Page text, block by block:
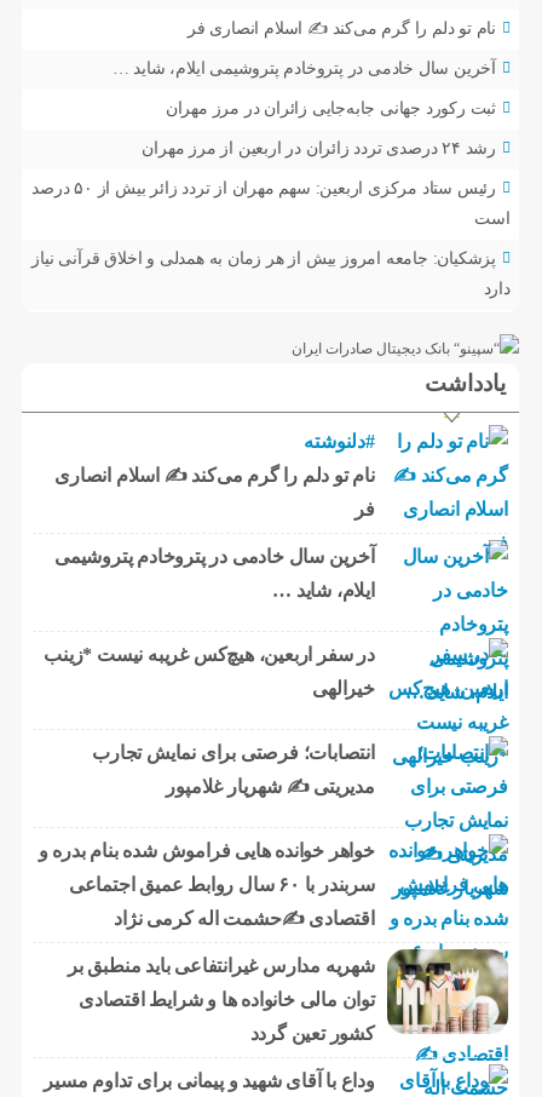
نام تو دلم را گرم می‌کند ✍️ اسلام انصاری فر
آخرین سال خادمی در پتروخادم پتروشیمی ایلام، شاید …
ثبت رکورد جهانی جابه‌جایی زائران در مرز مهران
رشد ۲۴ درصدی تردد زائران در اربعین از مرز مهران
رئیس ستاد مرکزی اربعین: سهم مهران از تردد زائر بیش از ۵۰ درصد
است
پزشکیان: جامعه امروز بیش از هر زمان به همدلی و اخلاق قرآنی نیاز
دارد
یادداشت
#دلنوشته
نام تو دلم را گرم می‌کند ✍️ اسلام انصاری
فر
آخرین سال خادمی در پتروخادم پتروشیمی
ایلام، شاید …
در سفر اربعین، هیچ‌کس غریبه نیست *زینب
خیرالهی
انتصابات؛ فرصتی برای نمایش تجارب
مدیریتی ✍ شهریار غلامپور
خواهر خوانده هایی فراموش شده بنام بدره و
سربندر با ۶۰ سال روابط عمیق اجتماعی
اقتصادی ✍حشمت اله کرمی نژاد
شهریه مدارس غیرانتفاعی باید منطبق بر
توان مالی خانواده ها و شرایط اقتصادی
کشور تعین گردد
وداع با آقای شهید و پیمانی برای تداوم مسیر